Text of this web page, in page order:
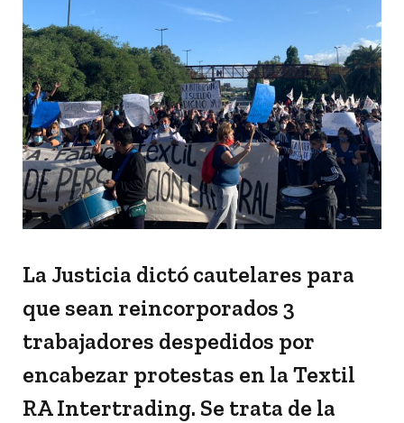
La Justicia dictó cautelares para
que sean reincorporados 3
trabajadores despedidos por
encabezar protestas en la Textil
RA Intertrading. Se trata de la